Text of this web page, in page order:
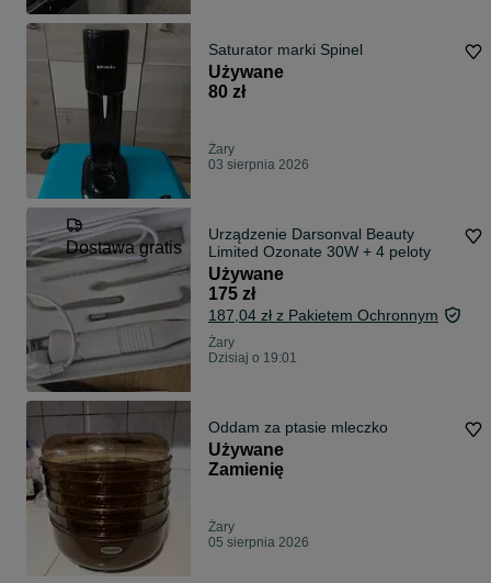
Saturator marki Spinel
Używane
80 zł
Żary
03 sierpnia 2026
Dostawa gratis
Urządzenie Darsonval Beauty
Limited Ozonate 30W + 4 peloty
Używane
175 zł
187,04 zł z Pakietem Ochronnym
Żary
Dzisiaj o 19:01
Oddam za ptasie mleczko
Używane
Zamienię
Żary
05 sierpnia 2026